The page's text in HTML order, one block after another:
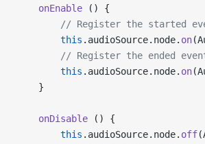
    onEnable
() {
// Register the started
        this
.audioSource.node. on
// Register the ended
        this
.audioSource.node. on
    }
    onDisable
() {
        this
.audioSource.node. off